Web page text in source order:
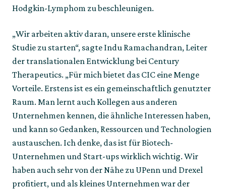
Hodgkin-Lymphom zu beschleunigen.
„Wir arbeiten aktiv daran, unsere erste klinische
Studie zu starten“, sagte Indu Ramachandran, Leiter
der translationalen Entwicklung bei Century
Therapeutics. „Für mich bietet das CIC eine Menge
Vorteile. Erstens ist es ein gemeinschaftlich genutzter
Raum. Man lernt auch Kollegen aus anderen
Unternehmen kennen, die ähnliche Interessen haben,
und kann so Gedanken, Ressourcen und Technologien
austauschen. Ich denke, das ist für Biotech-
Unternehmen und Start-ups wirklich wichtig. Wir
haben auch sehr von der Nähe zu UPenn und Drexel
profitiert, und als kleines Unternehmen war der